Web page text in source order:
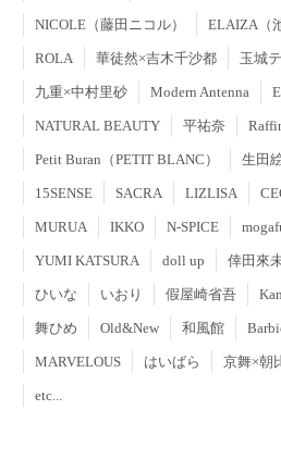
NICOLE（藤田ニコル） ELAIZA（
ROLA 華徒然×吉木千沙都 玉城
九重×中村里砂 Modern Antenna
NATURAL BEAUTY 平祐奈
Petit Buran（PETIT BLANC） 生田
15SENSE SACRA LIZLISA
MURUA IKKO N-SPICE
YUMI KATSURA doll up 倖⽥來
ひいな いおり 假屋崎省吾
舞ひめ Old&New 和風館
MARVELOUS はいばら 京舞×朝
etc...